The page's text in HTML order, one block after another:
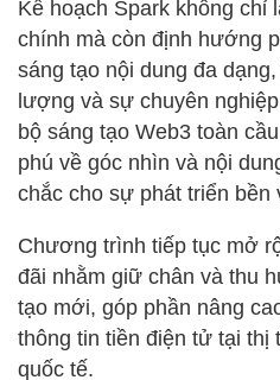
Kế hoạch Spark không
chính mà còn định hướng
sáng tạo nội dung đa
lượng và sự chuyên
bộ sáng tạo Web3 toàn
phú về góc nhìn và nội
chắc cho sự phát triển bền
Chương trình tiếp tục mở
đãi nhằm giữ chân và thu
tạo mới, góp phần nâng
thông tin tiền điện tử tại thị
quốc tế.